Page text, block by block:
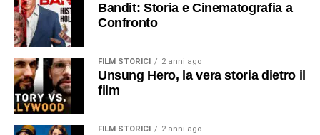
Bandit: Storia e Cinematografia a
Confronto
FILM STORICI 2 anni ago
Unsung Hero, la vera storia dietro il
film
FILM STORICI 2 anni ago